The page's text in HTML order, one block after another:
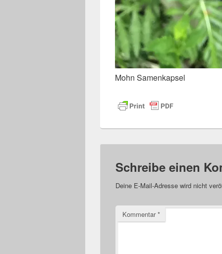
Mohn Samenkapsel
Schreibe einen
Deine E-Mail-Adresse wird nicht
Kommentar*